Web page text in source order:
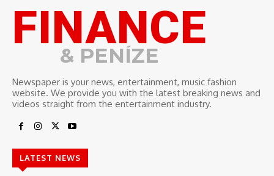
FINANCE
& PENÍZE
Newspaper is your news, entertainment, music fashion
website. We provide you with the latest breaking news and
videos straight from the entertainment industry.
LATEST NEWS